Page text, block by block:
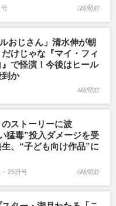
号 2時間前
おじさん」清水伸が朝
けじゃな『マイ・フィ
で怪演！今後はヒール
か
4時間前
のストーリーに波
猛毒”投入ダメージを受
、“子ども向け作品”に
25日号 6時間前